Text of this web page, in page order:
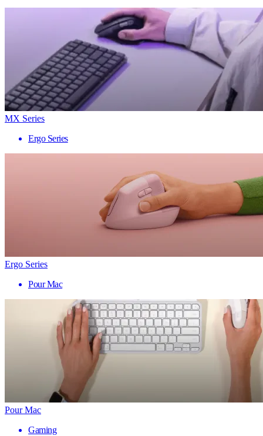
MX Series
Ergo Series
Ergo Series
Pour Mac
Pour Mac
Gaming